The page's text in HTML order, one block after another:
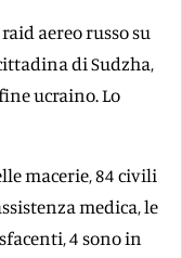
aereo russo su
di Sudzha,
ucraino. Lo
macerie, 84 civili
medica, le
4 sono in